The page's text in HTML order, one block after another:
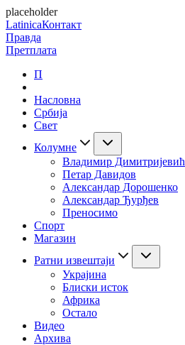
placeholder
LatinicaКонтакт
Правда
Претплата
П
Насловна
Србија
Свет
Колумне
Владимир Димитријевић
Петар Давидов
Александар Дорошенко
Александар Ђурђев
Преносимо
Спорт
Магазин
Ратни извештаји
Украјина
Блиски исток
Африка
Остало
Видео
Архива